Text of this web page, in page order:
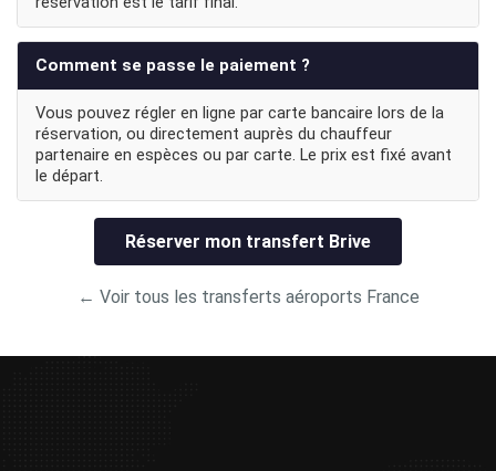
Comment se passe le paiement ?
Vous pouvez régler en ligne par carte bancaire lors de la
réservation, ou directement auprès du chauffeur
partenaire en espèces ou par carte. Le prix est fixé avant
le départ.
Réserver mon transfert Brive
← Voir tous les transferts aéroports France